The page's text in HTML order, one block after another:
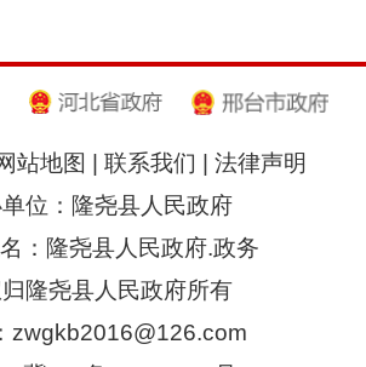
站地图 联系我们
法律声明
位：隆尧县人民政府
：隆尧县人民政府.政务
隆尧县人民政府所有
zwgkb2016@126.com